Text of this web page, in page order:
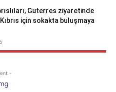
Guterres ziyaretinde
için sokakta buluşmaya
-